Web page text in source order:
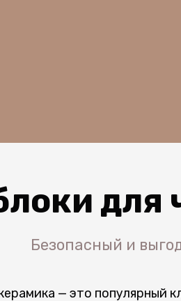
для
Безопасный и
— это популярный